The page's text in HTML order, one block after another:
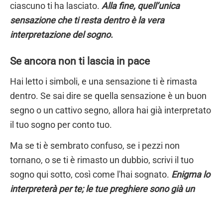
ciascuno ti ha lasciato. Alla fine, quell’unica
sensazione che ti resta dentro è la vera
interpretazione del sogno.
Se ancora non ti lascia in pace
Hai letto i simboli, e una sensazione ti è rimasta
dentro. Se sai dire se quella sensazione è un buon
segno o un cattivo segno, allora hai già interpretato
il tuo sogno per conto tuo.
Ma se ti è sembrato confuso, se i pezzi non
tornano, o se ti è rimasto un dubbio, scrivi il tuo
sogno qui sotto, così come l'hai sognato. Enigma lo
interpreterà per te; le tue preghiere sono già un